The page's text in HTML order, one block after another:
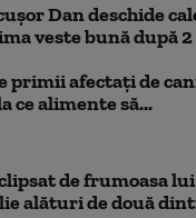
Dan deschide
veste bună după
afectați de
ce alimente să...
de frumoasa
alături de două